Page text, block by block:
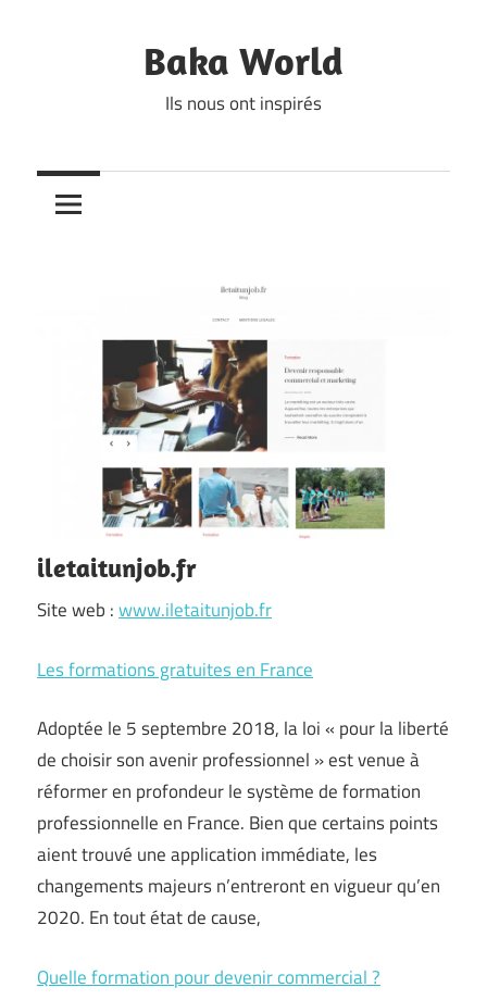
Baka World
Ils nous ont inspirés
iletaitunjob.fr
Site web :www.iletaitunjob.fr
Les formations gratuites en France
Adoptée le 5 septembre 2018, la loi « pour la liberté
de choisir son avenir professionnel » est venue à
réformer en profondeur le système de formation
professionnelle en France. Bien que certains points
aient trouvé une application immédiate, les
changements majeurs n’entreront en vigueur qu’en
2020. En tout état de cause,
Quelle formation pour devenir commercial ?